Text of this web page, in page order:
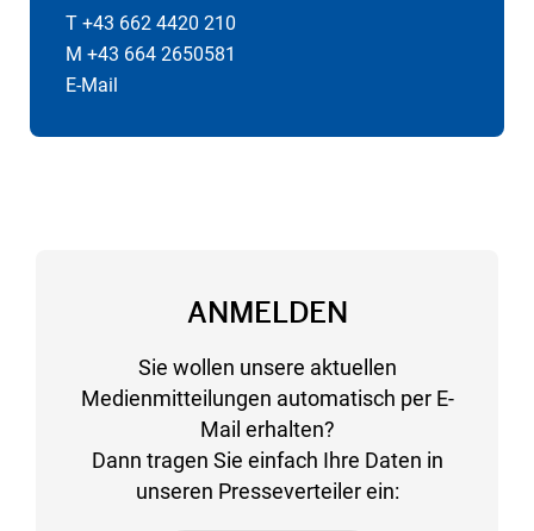
T +43 662 4420 210
M +43 664 2650581
E-Mail
ANMELDEN
Sie wollen unsere aktuellen
Medienmitteilungen automatisch per E-
Mail erhalten?
Dann tragen Sie einfach Ihre Daten in
unseren Presseverteiler ein: